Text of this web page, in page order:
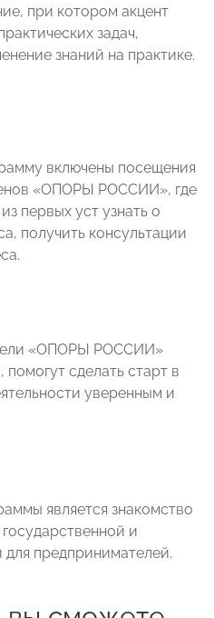
при котором акцент
задач,
знаний на практике.
включены посещения
«ОПОРЫ РОССИИ», где
первых уст узнать о
получить консультации
«ОПОРЫ РОССИИ»
сделать старт в
уверенным и
является знакомство
и
предпринимателей.